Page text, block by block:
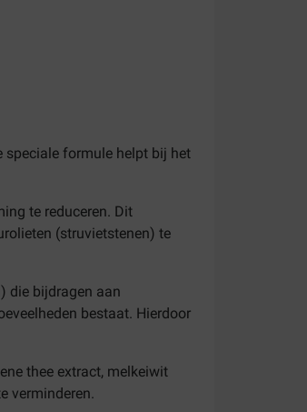
speciale formule helpt bij het
te reduceren. Dit
(struvietstenen) te
die bijdragen aan
bestaat. Hierdoor
thee extract, melkeiwit
verminderen.